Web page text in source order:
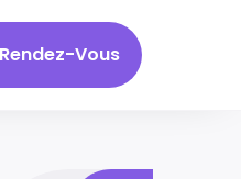
Vous